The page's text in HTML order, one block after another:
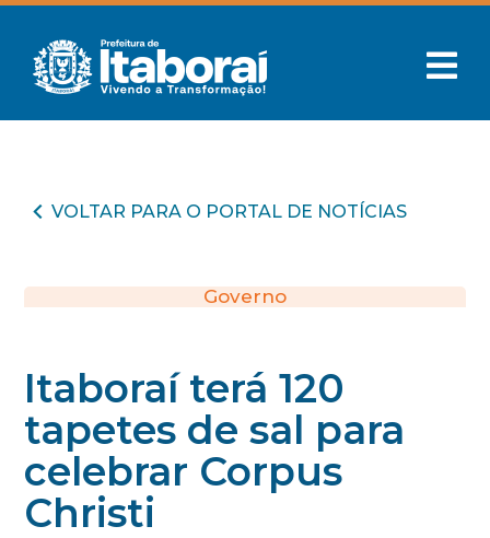
VOLTAR PARA O PORTAL DE NOTÍCIAS
Governo
Itaboraí terá 120
tapetes de sal para
celebrar Corpus
Christi